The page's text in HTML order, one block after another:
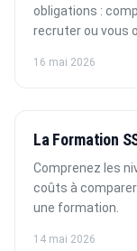
obligations :
recruter ou vous
16 mai 2026
La Formation
Comprenez les
coûts à
une formation.
14 mai 2026